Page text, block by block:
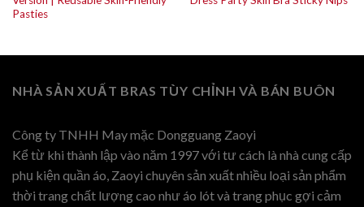
Pasties
NHÀ SẢN XUẤT BRAS TÙY CHỈNH VÀ BÁN BUÔN
Công ty TNHH May mặc Dongguang Zaoyi
Kể từ khi thành lập vào năm 1997 với tư cách là nhà cung cấp
phụ kiện quần áo, Zaoyi chuyên sản xuất nhiều loại sản phẩm
thời trang chất lượng cao như áo lót và trang phục gợi cảm